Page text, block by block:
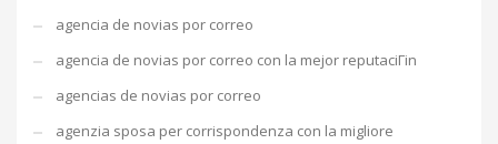
agencia de novias por correo
agencia de novias por correo con la mejor reputaciГіn
agencias de novias por correo
agenzia sposa per corrispondenza con la migliore